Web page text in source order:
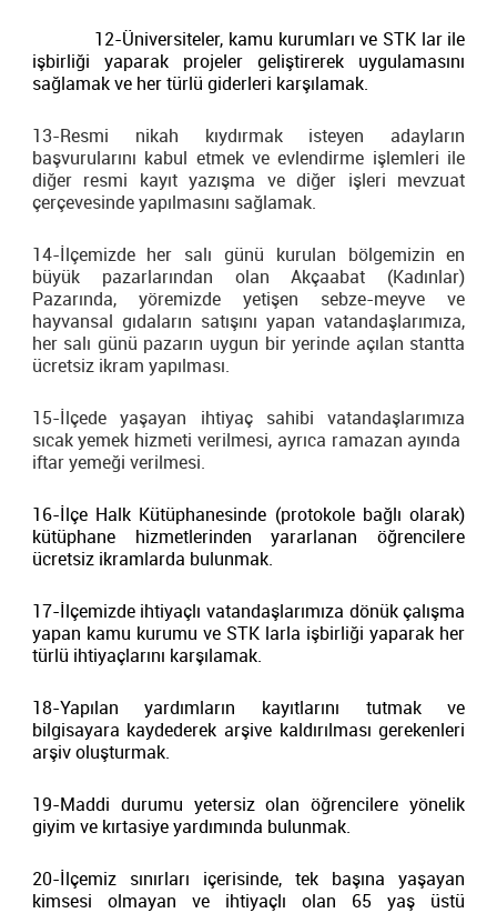
12-Üniversiteler, kamu kurumları ve STK lar ile
işbirliği yaparak projeler geliştirerek uygulamasını
sağlamak ve her türlü giderleri karşılamak.
13-Resmi nikah kıydırmak isteyen adayların
başvurularını kabul etmek ve evlendirme işlemleri ile
diğer resmi kayıt yazışma ve diğer işleri mevzuat
çerçevesinde yapılmasını sağlamak.
14-İlçemizde her salı günü kurulan bölgemizin en
büyük pazarlarından olan Akçaabat (Kadınlar)
Pazarında, yöremizde yetişen sebze-meyve ve
hayvansal gıdaların satışını yapan vatandaşlarımıza,
her salı günü pazarın uygun bir yerinde açılan stantta
ücretsiz ikram yapılması.
15-İlçede yaşayan ihtiyaç sahibi vatandaşlarımıza
sıcak yemek hizmeti verilmesi, ayrıca ramazan ayında
iftar yemeği verilmesi.
16-İlçe Halk Kütüphanesinde (protokole bağlı olarak)
kütüphane hizmetlerinden yararlanan öğrencilere
ücretsiz ikramlarda bulunmak.
17-İlçemizde ihtiyaçlı vatandaşlarımıza dönük çalışma
yapan kamu kurumu ve STK larla işbirliği yaparak her
türlü ihtiyaçlarını karşılamak.
18-Yapılan yardımların kayıtlarını tutmak ve
bilgisayara kaydederek arşive kaldırılması gerekenleri
arşiv oluşturmak.
19-Maddi durumu yetersiz olan öğrencilere yönelik
giyim ve kırtasiye yardımında bulunmak.
20-İlçemiz sınırları içerisinde, tek başına yaşayan
kimsesi olmayan ve ihtiyaçlı olan 65 yaş üstü